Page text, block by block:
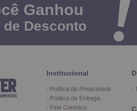
Ganhou
de Desconto
Institucional
Política de Privacidade
Política de Entrega
Fale Conosco